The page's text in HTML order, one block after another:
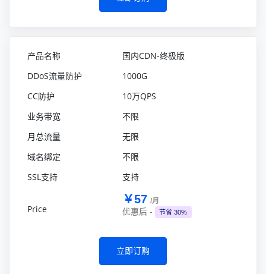
国内CDN-终极版
1000G
10万QPS
不限
无限
不限
支持
￥57 /月
优惠后 - 节省 30%
立即订购